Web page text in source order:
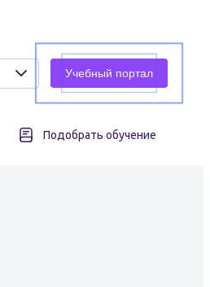
Учебный портал
Подобрать обучение